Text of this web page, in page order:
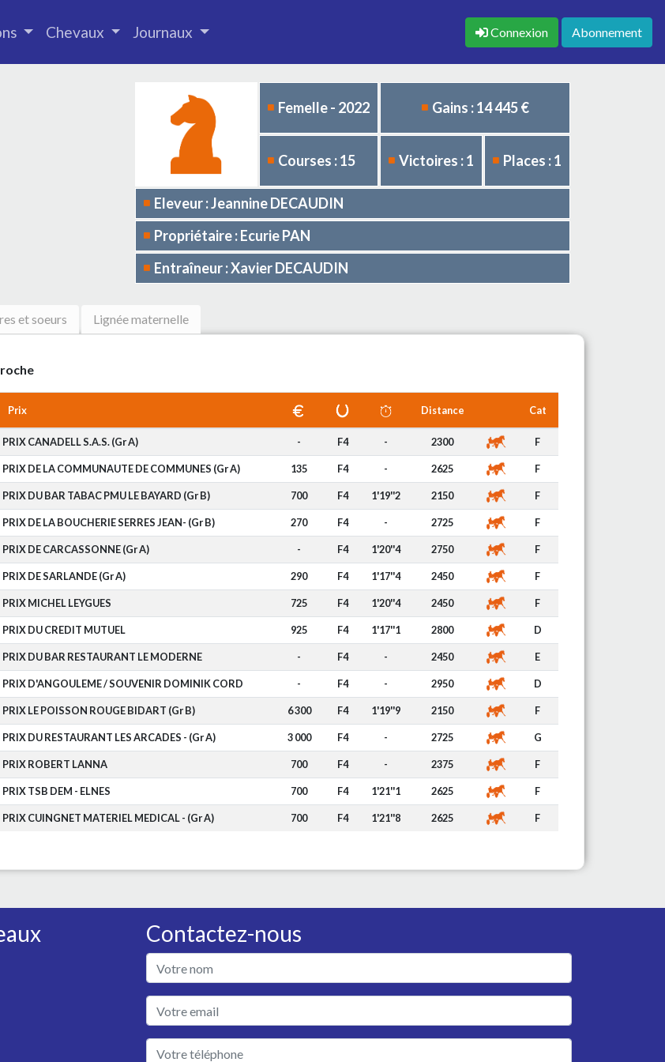
Chevaux Journaux Connexion Abonnement
Femelle - 2022 Gains : 14 445 €
Courses : 15 Victoires : 1 Places : 1
Eleveur : Jeannine DECAUDIN
Propriétaire : Ecurie PAN
Entraîneur : Xavier DECAUDIN
et soeurs Lignée maternelle
Prix Distance Cat
PRIX CANADELL S.A.S. (Gr A) - F4 - 2300 F
PRIX DE LA COMMUNAUTE DE COMMUNES (Gr A) 135 F4 - 2625 F
PRIX DU BAR TABAC PMU LE BAYARD (Gr B) 700 F4 1'19''2 2150 F
PRIX DE LA BOUCHERIE SERRES JEAN- (Gr B) 270 F4 - 2725 F
PRIX DE CARCASSONNE (Gr A) - F4 1'20''4 2750 F
PRIX DE SARLANDE (Gr A) 290 F4 1'17''4 2450 F
PRIX MICHEL LEYGUES 725 F4 1'20''4 2450 F
PRIX DU CREDIT MUTUEL 925 F4 1'17''1 2800 D
PRIX DU BAR RESTAURANT LE MODERNE - F4 - 2450 E
PRIX D'ANGOULEME / SOUVENIR DOMINIK CORD - F4 - 2950 D
PRIX LE POISSON ROUGE BIDART (Gr B) 6 300 F4 1'19''9 2150 F
PRIX DU RESTAURANT LES ARCADES - (Gr A) 3 000 F4 - 2725 G
PRIX ROBERT LANNA 700 F4 - 2375 F
PRIX TSB DEM - ELNES 700 F4 1'21''1 2625 F
PRIX CUINGNET MATERIEL MEDICAL - (Gr A) 700 F4 1'21''8 2625 F
Contactez-nous